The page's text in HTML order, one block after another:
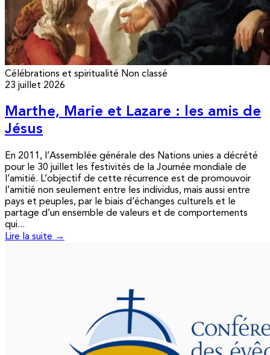
Célébrations et spiritualité Non classé
23 juillet 2026
Marthe, Marie et Lazare : les amis de
Jésus
En 2011, l’Assemblée générale des Nations unies a décrété
pour le 30 juillet les festivités de la Journée mondiale de
l’amitié. L’objectif de cette récurrence est de promouvoir
l’amitié non seulement entre les individus, mais aussi entre
pays et peuples, par le biais d’échanges culturels et le
partage d’un ensemble de valeurs et de comportements
qui...
Lire la suite →